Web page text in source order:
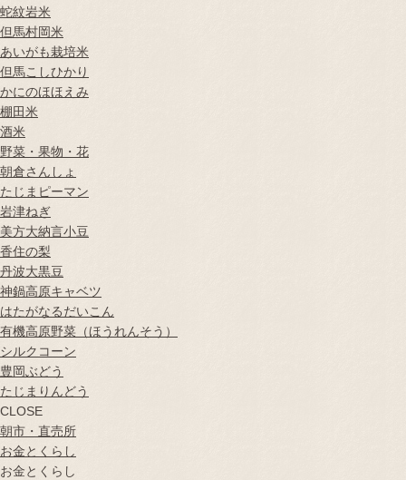
蛇紋岩米
但馬村岡米
あいがも栽培米
但馬こしひかり
かにのほほえみ
棚田米
酒米
野菜・果物・花
朝倉さんしょ
たじまピーマン
岩津ねぎ
美方大納言小豆
香住の梨
丹波大黒豆
神鍋高原キャベツ
はたがなるだいこん
有機高原野菜（ほうれんそう）
シルクコーン
豊岡ぶどう
たじまりんどう
CLOSE
朝市・直売所
お金とくらし
お金とくらし